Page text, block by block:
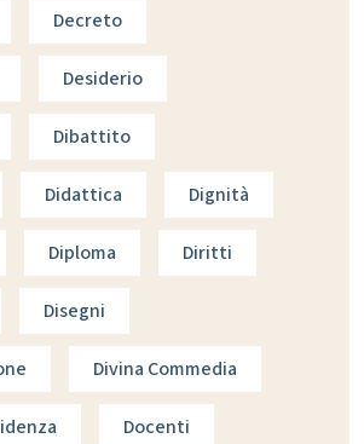
Decreto
Desiderio
Dibattito
Didattica Dignità
Diploma Diritti
Disegni
Divina Commedia
Docenti